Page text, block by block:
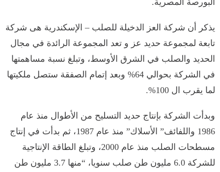
يذكر أن شركة العز الدخيلة للصلب – الإسكندرية هى شركة
تابعة لمجموعة حديد عز و تعد المجموعة الرائدة في مجال
الحديد والصلب في الشرق الأوسط، وتبلغ نسبة مساهمتها
في الشركة بحوالي 64% وبعد إتمام الصفقة ستصل ملكيتها
لما يقرب ال 100%.
وبدأت الشركة بإنتاج حديد التسليح من الأطوال منذ عام
1986 واللفائف” الأسلاك” منذ عام 1987، ثم بدأت في إنتاج
مسطحات الصلب منذ عام 2000، وتبلغ الطاقة الإنتاجية
للشركة 6.0 مليون طن صلب سنويا، “منها 3.7 مليون طن